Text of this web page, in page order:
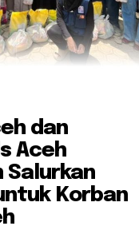
dan
Aceh
Salurkan
Korban